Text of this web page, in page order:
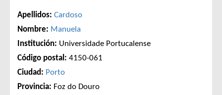
Apellidos: Cardoso
Nombre: Manuela
Institución: Universidade Portucalense
Código postal: 4150-061
Ciudad: Porto
Provincia: Foz do Douro